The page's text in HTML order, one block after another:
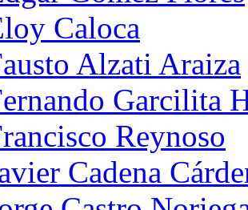
Caloca
Alzati Araiza
Garcilita
Reynoso
Cadena